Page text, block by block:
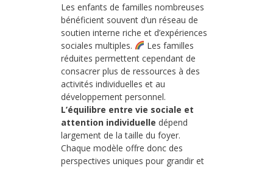
Les enfants de familles nombreuses
bénéficient souvent d’un réseau de
soutien interne riche et d’expériences
sociales multiples.
Les familles
réduites permettent cependant de
consacrer plus de ressources à des
activités individuelles et au
développement personnel.
L’équilibre entre vie sociale et
attention individuelle dépend
largement de la taille du foyer.
Chaque modèle offre donc des
perspectives uniques pour grandir et